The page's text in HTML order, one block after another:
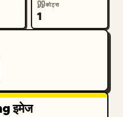
कोट्स
1
इमेज